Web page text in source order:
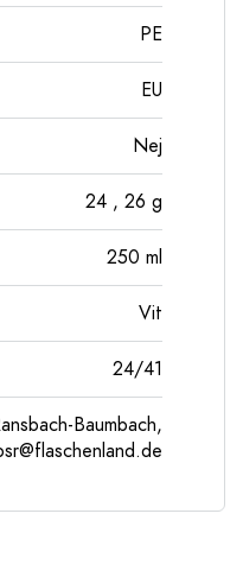
PE
EU
Nej
24 , 26 g
250 ml
Vit
24/41
Baumbach,